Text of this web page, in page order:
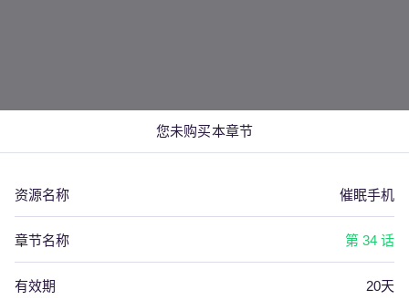
您未购买本章节
资源名称 催眠手机
章节名称 第 34 话
有效期 20天